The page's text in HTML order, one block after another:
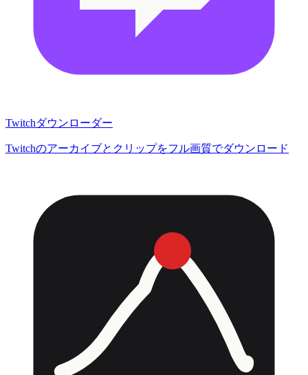
Twitchダウンローダー
Twitchのアーカイブとクリップをフル画質でダウンロード